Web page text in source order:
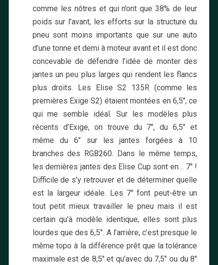
comme les nôtres et qui n’ont que 38% de leur
poids sur l’avant, les efforts sur la structure du
pneu sont moins importants que sur une auto
d’une tonne et demi à moteur avant et il est donc
concevable de défendre l’idée de monter des
jantes un peu plus larges qui rendent les flancs
plus droits. Les Elise S2 135R (comme les
premières Exige S2) étaient montées en 6,5″, ce
qui me semble idéal. Sur les modèles plus
récents d’Exige, on trouve du 7″, du 6,5″ et
même du 6″ sur les jantes forgées à 10
branches des RGB260. Dans le même temps,
les dernières jantes des Elise Cup sont en… 7″ !
Difficile de s’y retrouver et de déterminer quelle
est la largeur idéale. Les 7″ font peut-être un
tout petit mieux travailler le pneu mais il est
certain qu’à modèle identique, elles sont plus
lourdes que des 6,5″. A l’arrière, c’est presque le
même topo à la différence prêt que la tolérance
maximale est de 8,5″ et qu’avec du 7,5″ ou du 8″